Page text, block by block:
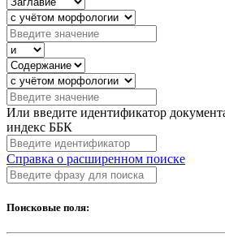
Или введите идентификатор
индекс ББК
Справка о расширенном поиске
Поисковые поля: